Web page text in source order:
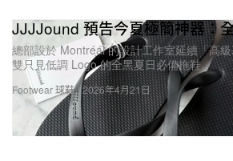
Footwear 球鞋
JJJJound 預告今夏極簡神器：
總部設於 Montréal 的設計工作室延續「高
雙只見低調 Logo 的全黑夏日必備拖鞋。
2026年4月21日